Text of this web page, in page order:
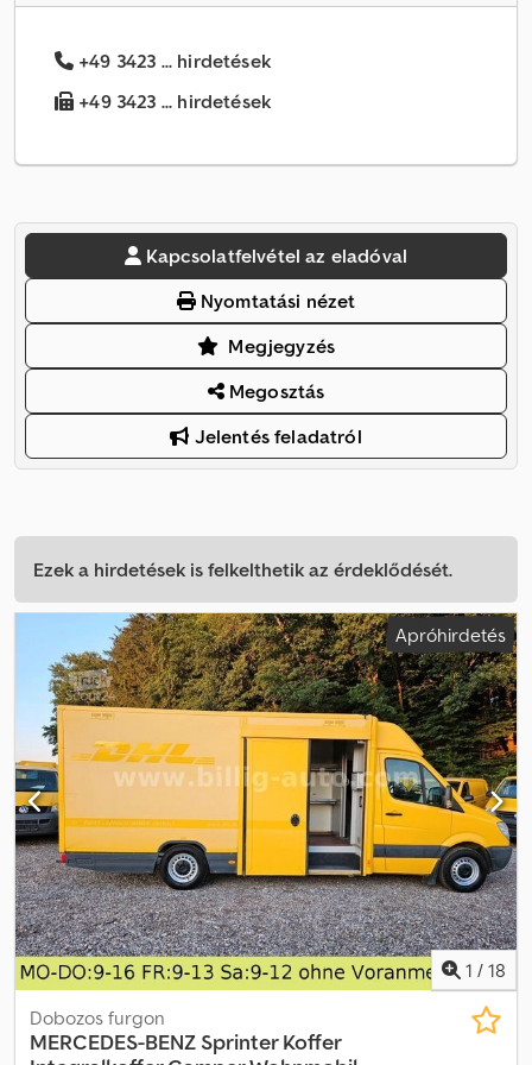
+49 3423 ... hirdetések
+49 3423 ... hirdetések
Kapcsolatfelvétel az eladóval
Nyomtatási nézet
Megjegyzés
Megosztás
Jelentés feladatról
Ezek a hirdetések is felkelthetik az érdeklődését.
Apróhirdetés
1 / 18
Dobozos furgon
MERCEDES-BENZ Sprinter Koffer